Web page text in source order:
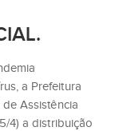
a Prefeitura
Assistência
4) a distribuição